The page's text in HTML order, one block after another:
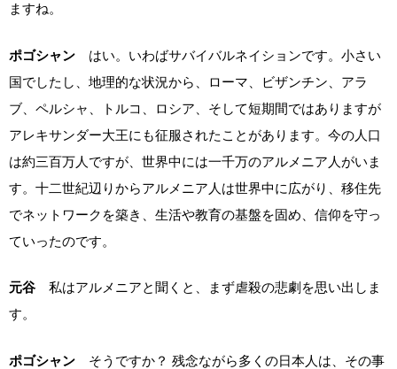
ますね。
ポゴシャン はい。いわばサバイバルネイションです。小さい
国でしたし、地理的な状況から、ローマ、ビザンチン、アラ
ブ、ペルシャ、トルコ、ロシア、そして短期間ではありますが
アレキサンダー大王にも征服されたことがあります。今の人口
は約三百万人ですが、世界中には一千万のアルメニア人がいま
す。十二世紀辺りからアルメニア人は世界中に広がり、移住先
でネットワークを築き、生活や教育の基盤を固め、信仰を守っ
ていったのです。
元谷 私はアルメニアと聞くと、まず虐殺の悲劇を思い出しま
す。
ポゴシャン そうですか？ 残念ながら多くの日本人は、その事